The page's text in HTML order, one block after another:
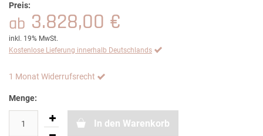
Preis:
ab 3.828,00 €
inkl. 19% MwSt.
Kostenlose Lieferung innerhalb Deutschlands
1 Monat Widerrufsrecht
Menge:
In den Warenkorb